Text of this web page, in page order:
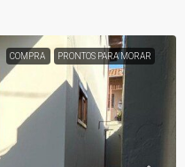
COMPRA PRONTOS PARA MORAR